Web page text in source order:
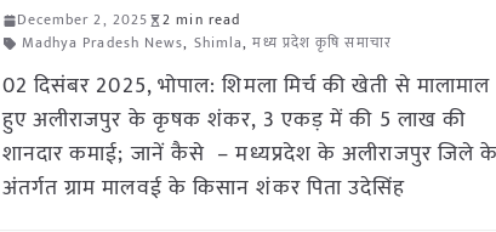
December 2, 2025
2 min read
Madhya Pradesh News, Shimla,मध्य प्रदेश कृषि समाचार
02 दिसंबर 2025, भोपाल: शिमला मिर्च की खेती से मालामाल
हुए अलीराजपुर के कृषक शंकर, 3 एकड़ में की 5 लाख की
शानदार कमाई; जानें कैसे – मध्यप्रदेश के अलीराजपुर जिले के
अंतर्गत ग्राम मालवई के किसान शंकर पिता उदेसिंह